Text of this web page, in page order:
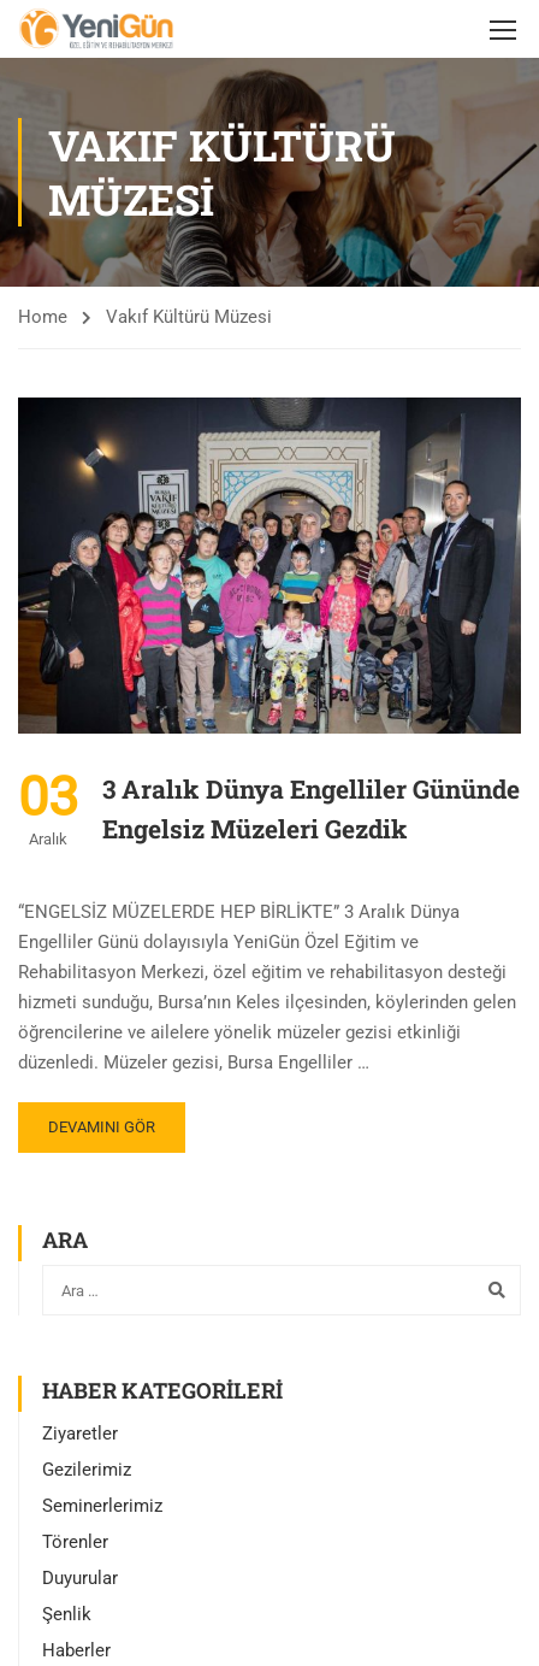
VAKIF KÜLTÜRÜ
MÜZESI
Home Vakıf Kültürü Müzesi
03
Aralık
3 Aralık Dünya Engelliler Gününde
Engelsiz Müzeleri Gezdik
“ENGELSİZ MÜZELERDE HEP BİRLİKTE” 3 Aralık Dünya
Engelliler Günü dolayısıyla YeniGün Özel Eğitim ve
Rehabilitasyon Merkezi, özel eğitim ve rehabilitasyon desteği
hizmeti sunduğu, Bursa’nın Keles ilçesinden, köylerinden gelen
öğrencilerine ve ailelere yönelik müzeler gezisi etkinliği
düzenledi. Müzeler gezisi, Bursa Engelliler …
DEVAMINI GÖR
ARA
HABER KATEGORILERI
Ziyaretler
Gezilerimiz
Seminerlerimiz
Törenler
Duyurular
Şenlik
Haberler